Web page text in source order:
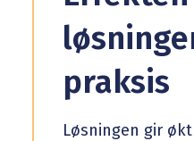
praksis
Løsningen gir